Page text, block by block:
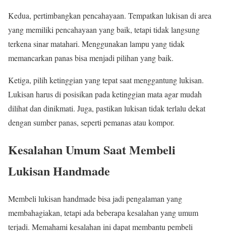
Kedua, pertimbangkan pencahayaan. Tempatkan lukisan di area
yang memiliki pencahayaan yang baik, tetapi tidak langsung
terkena sinar matahari. Menggunakan lampu yang tidak
memancarkan panas bisa menjadi pilihan yang baik.
Ketiga, pilih ketinggian yang tepat saat menggantung lukisan.
Lukisan harus di posisikan pada ketinggian mata agar mudah
dilihat dan dinikmati. Juga, pastikan lukisan tidak terlalu dekat
dengan sumber panas, seperti pemanas atau kompor.
Kesalahan Umum Saat Membeli
Lukisan Handmade
Membeli lukisan handmade bisa jadi pengalaman yang
membahagiakan, tetapi ada beberapa kesalahan yang umum
terjadi. Memahami kesalahan ini dapat membantu pembeli